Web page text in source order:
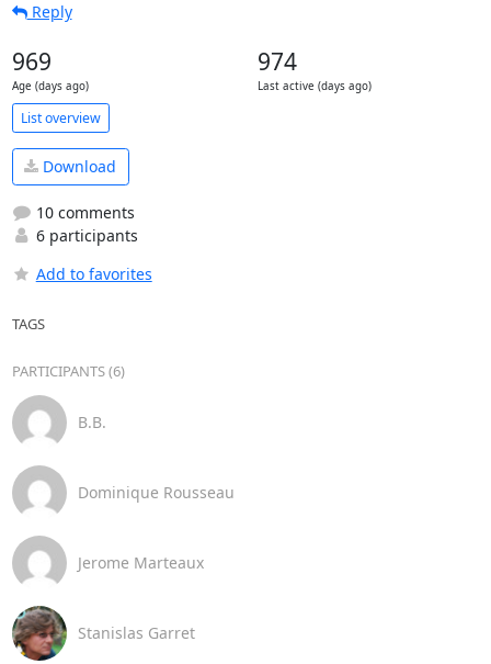
Reply
969
Age (days ago)
974
Last active (days ago)
List overview
Download
10 comments
6 participants
Add to favorites
TAGS
PARTICIPANTS (6)
B.B.
Dominique Rousseau
Jerome Marteaux
Stanislas Garret